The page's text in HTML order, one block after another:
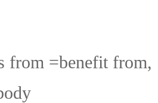
from =benefit from,